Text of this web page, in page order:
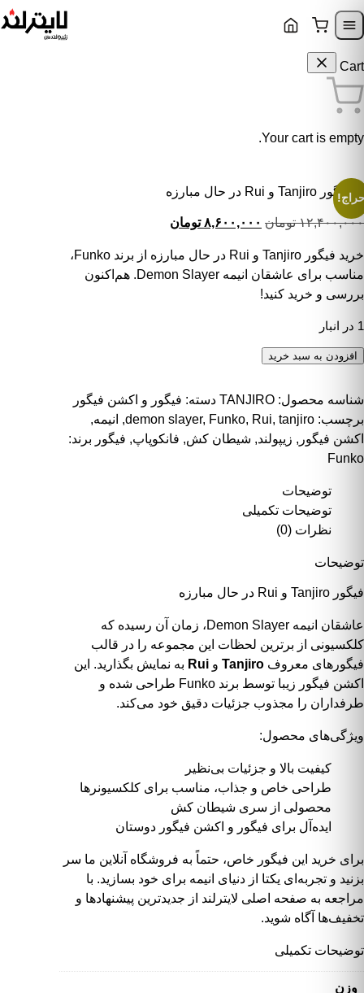
Skip to navigation
Cart
Your cart is empty.
فیگور Tanjiro و Rui در حال مبارزه
۱۲,۴۰۰,۰۰۰ تومان قیمت اصلی: ۱۲,۴۰۰,۰۰۰ تومان بود.
۸,۶۰۰,۰۰۰ تومان
خرید فیگور Tanjiro و Rui در حال مبارزه از برند Funko،
مناسب برای عاشقان انیمه Demon Slayer. هم‌اکنون
بررسی و خرید کنید!
1 در انبار
فیگور Tanjiro و Rui در حال مبارزه عدد
افزودن به سبد خرید
شناسه محصول: TANJIRO دسته: فیگور و اکشن فیگور
برچسب:
demon slayer, Funko, Rui, tanjiro
, انیمه,
اکشن فیگور , زیپولند, شیطان کش, فانکوپاپ, فیگور برند:
Funko
توضیحات
توضیحات تکمیلی
نظرات (0)
توضیحات
فیگور Tanjiro و Rui در حال مبارزه
عاشقان انیمه Demon Slayer، زمان آن رسیده که
کلکسیونی از برترین لحظات این مجموعه را در قالب
فیگورهای معروف Tanjiro و Rui به نمایش بگذارید. این
اکشن فیگور زیبا توسط برند Funko طراحی شده و
طرفداران را مجذوب جزئیات دقیق خود می‌کند.
ویژگی‌های محصول:
کیفیت بالا و جزئیات بی‌نظیر
طراحی خاص و جذاب، مناسب برای کلکسیونرها
محصولی از سری شیطان کش
ایده‌آل برای فیگور و اکشن فیگور دوستان
برای خرید این فیگور خاص، حتماً به فروشگاه آنلاین ما سر
بزنید و تجربه‌ای یکتا از دنیای انیمه برای خود بسازید. با
مراجعه به صفحه اصلی لایترلند از جدیدترین پیشنهادها و
تخفیف‌ها آگاه شوید.
توضیحات تکمیلی
وزن